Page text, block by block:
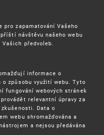
zhodnocení
vědeckých výstupů
tvůrcům.
odborné poroty
a renomovaných
lépe oslovila
Cílem je nejen
které se
s jejich dalšími
co může být při
z pohledu
pro zapamatování Vašeho
návštěvu našeho webu
předvoleb.
informace o
způsobu využití webu. Tyto
fungování webových stránek
relevantní úpravy za
Data o
webu shromažďována a
a nejsou předávána